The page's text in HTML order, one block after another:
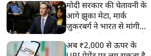
मोदी सरकार की चेतावनी के
आगे झुका मेटा, मार्क
ज़ुकरबर्ग ने भारत से मांगी
अब ₹2,000 से ऊपर के